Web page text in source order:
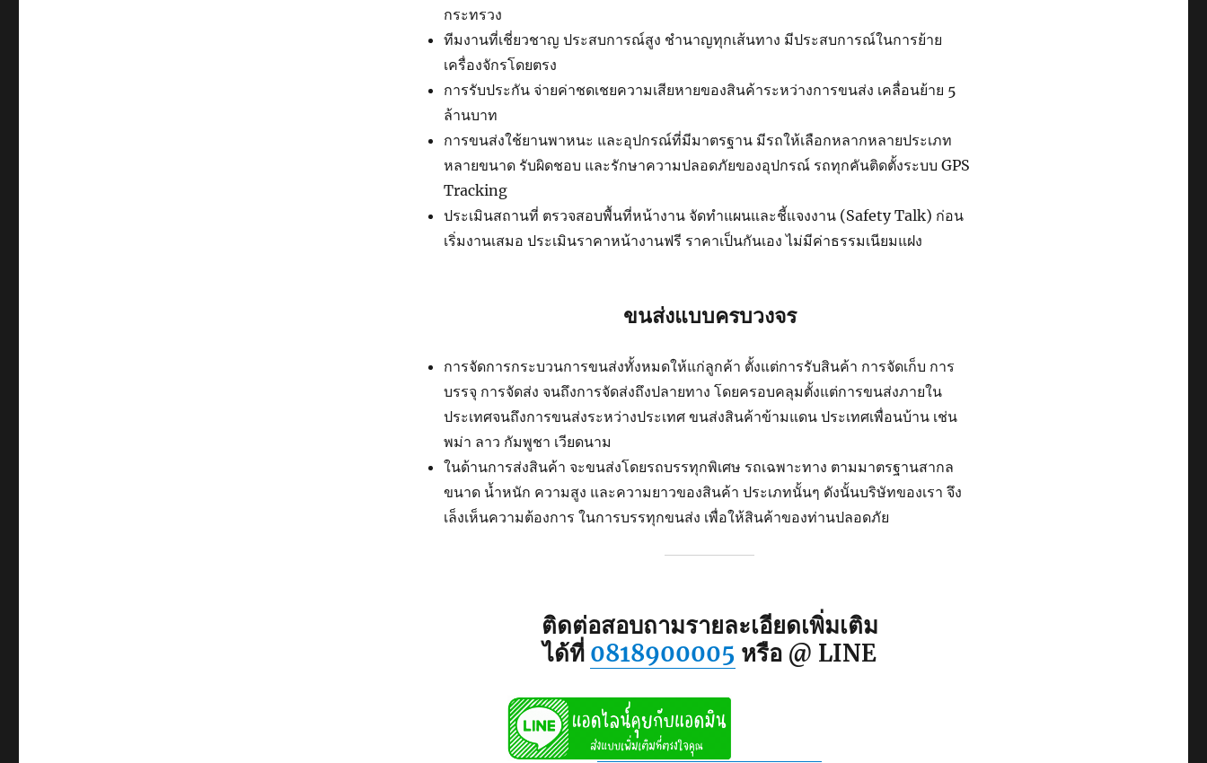
กระทรวง
ทีมงานที่เชี่ยวชาญ ประสบการณ์สูง ชำนาญทุกเส้นทาง มีประสบการณ์ในการย้าย
เครื่องจักรโดยตรง
การรับประกัน จ่ายค่าชดเชยความเสียหายของสินค้าระหว่างการขนส่ง เคลื่อนย้าย 5
ล้านบาท
การขนส่งใช้ยานพาหนะ และอุปกรณ์ที่มีมาตรฐาน มีรถให้เลือกหลากหลายประเภท
หลายขนาด รับผิดชอบ และรักษาความปลอดภัยของอุปกรณ์ รถทุกคันติดตั้งระบบ GPS
Tracking
ประเมินสถานที่ ตรวจสอบพื้นที่หน้างาน จัดทำแผนและชี้แจงงาน (Safety Talk) ก่อน
เริ่มงานเสมอ ประเมินราคาหน้างานฟรี ราคาเป็นกันเอง ไม่มีค่าธรรมเนียมแฝง
ขนส่งแบบครบวงจร
การจัดการกระบวนการขนส่งทั้งหมดให้แก่ลูกค้า ตั้งแต่การรับสินค้า การจัดเก็บ การ
บรรจุ การจัดส่ง จนถึงการจัดส่งถึงปลายทาง โดยครอบคลุมตั้งแต่การขนส่งภายใน
ประเทศจนถึงการขนส่งระหว่างประเทศ ขนส่งสินค้าข้ามแดน ประเทศเพื่อนบ้าน เช่น
พม่า ลาว กัมพูชา เวียดนาม
ในด้านการส่งสินค้า จะขนส่งโดยรถบรรทุกพิเศษ รถเฉพาะทาง ตามมาตรฐานสากล
ขนาด น้ำหนัก ความสูง และความยาวของสินค้า ประเภทนั้นๆ ดังนั้นบริษัทของเรา จึง
เล็งเห็นความต้องการ ในการบรรทุกขนส่ง เพื่อให้สินค้าของท่านปลอดภัย
ติดต่อสอบถามรายละเอียดเพิ่มเติม
ได้ที่ 0818900005 หรือ @ LINE